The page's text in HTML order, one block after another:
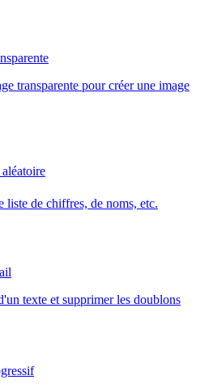
transparente pour créer une image
liste de chiffres, de noms, etc.
texte et supprimer les doublons